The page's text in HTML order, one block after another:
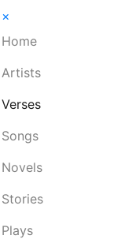
×
Home
Artists
Verses
Songs
Novels
Stories
Plays